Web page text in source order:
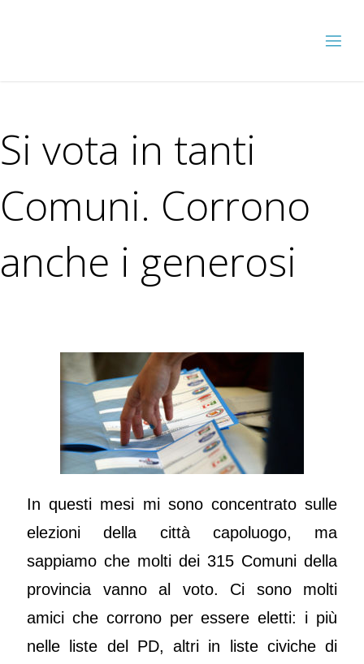
Si vota in tanti
Comuni. Corrono
anche i generosi
In questi mesi mi sono concentrato sulle
elezioni della città capoluogo, ma
sappiamo che molti dei 315 Comuni della
provincia vanno al voto. Ci sono molti
amici che corrono per essere eletti: i più
nelle liste del PD, altri in liste civiche di